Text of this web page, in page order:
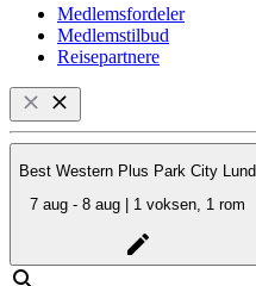
Medlemsfordeler
Medlemstilbud
Reisepartnere
Best Western Plus Park City Lund
7 aug - 8 aug | 1 voksen, 1 rom